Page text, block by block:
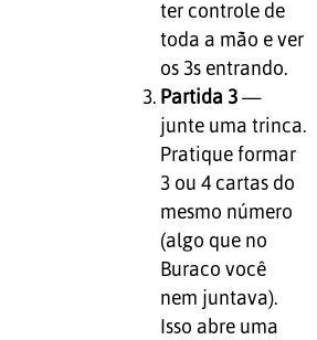
ter controle de
toda a mão e ver
os 3s entrando.
Partida 3—
junte uma trinca.
Pratique formar
3 ou 4 cartas do
mesmo número
(algo que no
Buraco você
nem juntava).
Isso abre uma